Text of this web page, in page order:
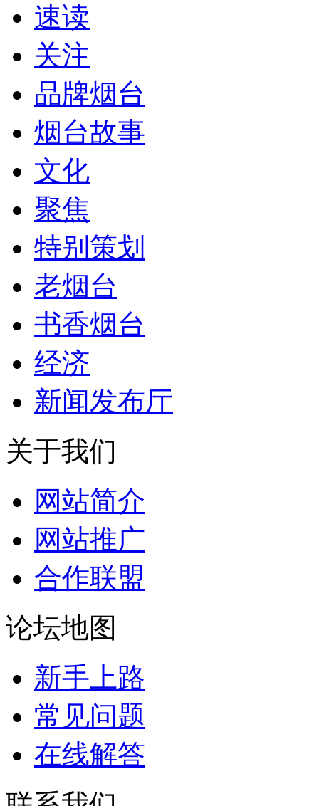
速读
关注
品牌烟台
烟台故事
文化
聚焦
特别策划
老烟台
书香烟台
经济
新闻发布厅
关于我们
网站简介
网站推广
合作联盟
论坛地图
新手上路
常见问题
在线解答